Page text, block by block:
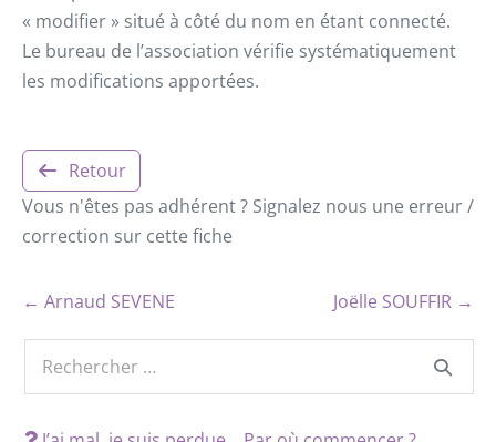
« modifier » situé à côté du nom en étant connecté.
Le bureau de l’association vérifie systématiquement
les modifications apportées.
Retour
Vous n'êtes pas adhérent ? Signalez nous une erreur /
correction sur cette fiche
← Arnaud SEVENE Joëlle SOUFFIR →